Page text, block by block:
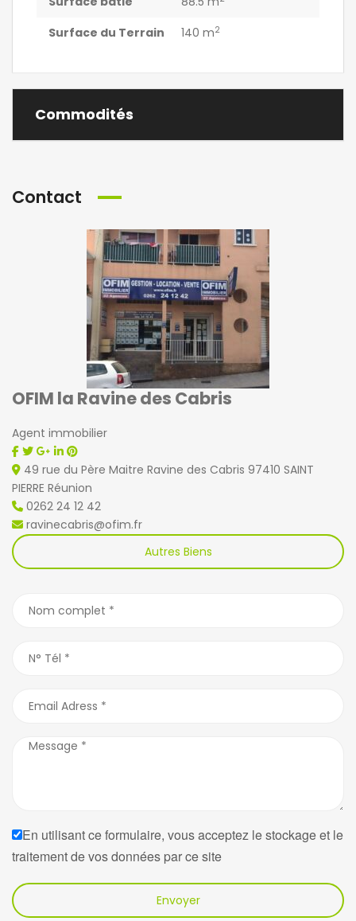
Surface du Terrain 140 m2
Commodités
Contact
OFIM la Ravine des Cabris
Agent immobilier
49 rue du Père Maitre Ravine des Cabris 97410 SAINT
PIERRE Réunion
0262 24 12 42
ravinecabris@ofim.fr
Autres Biens
En utilisant ce formulaire, vous acceptez le stockage et le
traitement de vos données par ce site
Envoyer